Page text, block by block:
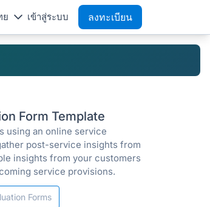
ย เข้าสู่ระบบ ลงทะเบียน
Form Template
using an online service
post-service insights from
insights from your customers
service provisions.
Forms